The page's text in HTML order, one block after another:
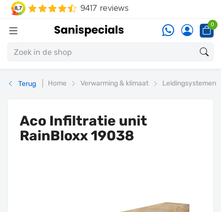
0
Terug Home Verwarming & klimaat Leidingsystemen
Aco Infiltratie unit
RainBloxx 19038